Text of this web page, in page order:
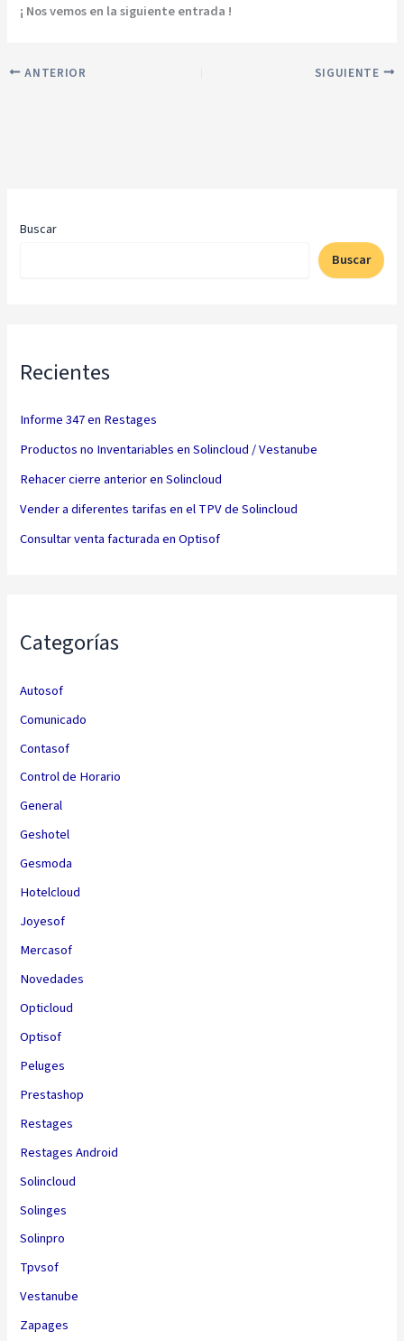
¡ Nos vemos en la siguiente entrada !
ANTERIOR SIGUIENTE
Buscar
Buscar
Recientes
Informe 347 en Restages
Productos no Inventariables en Solincloud / Vestanube
Rehacer cierre anterior en Solincloud
Vender a diferentes tarifas en el TPV de Solincloud
Consultar venta facturada en Optisof
Categorías
Autosof
Comunicado
Contasof
Control de Horario
General
Geshotel
Gesmoda
Hotelcloud
Joyesof
Mercasof
Novedades
Opticloud
Optisof
Peluges
Prestashop
Restages
Restages Android
Solincloud
Solinges
Solinpro
Tpvsof
Vestanube
Zapages